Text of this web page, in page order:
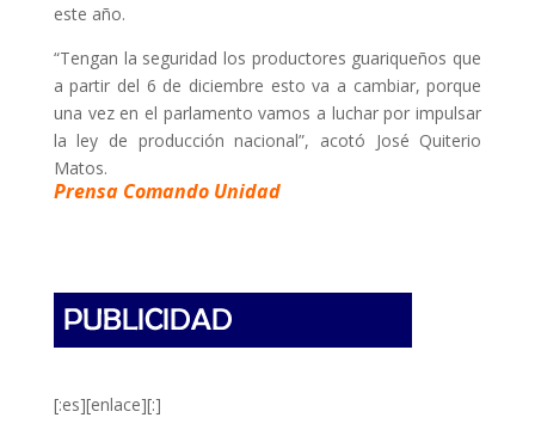
este año.
“Tengan la seguridad los productores guariqueños que
a partir del 6 de diciembre esto va a cambiar, porque
una vez en el parlamento vamos a luchar por impulsar
la ley de producción nacional”, acotó José Quiterio
Matos.
Prensa Comando Unidad
[:es][enlace][:]